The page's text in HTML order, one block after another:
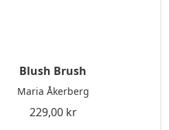
Blush Brush
Maria Åkerberg
229,00 kr